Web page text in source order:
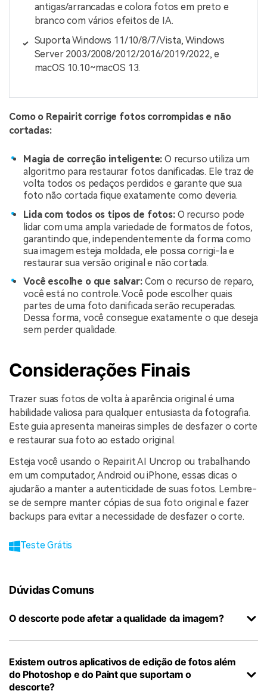
antigas/arrancadas e colora fotos em preto e
branco com vários efeitos de IA.
Suporta Windows 11/10/8/7/Vista, Windows
Server 2003/2008/2012/2016/2019/2022, e
macOS 10.10~macOS 13.
Como o Repairit corrige fotos corrompidas e não
cortadas:
Magia de correção inteligente: O recurso utiliza um
algoritmo para restaurar fotos danificadas. Ele traz de
volta todos os pedaços perdidos e garante que sua
foto não cortada fique exatamente como deveria.
Lida com todos os tipos de fotos:O recurso pode
lidar com uma ampla variedade de formatos de fotos,
garantindo que, independentemente da forma como
sua imagem esteja moldada, ele possa corrigi-la e
restaurar sua versão original e não cortada.
Você escolhe o que salvar:Com o recurso de reparo,
você está no controle. Você pode escolher quais
partes de uma foto danificada serão recuperadas.
Dessa forma, você consegue exatamente o que deseja
sem perder qualidade.
Considerações Finais
Trazer suas fotos de volta à aparência original é uma
habilidade valiosa para qualquer entusiasta da fotografia.
Este guia apresenta maneiras simples de desfazer o corte
e restaurar sua foto ao estado original.
Esteja você usando o Repairit AI Uncrop ou trabalhando
em um computador, Android ou iPhone, essas dicas o
ajudarão a manter a autenticidade de suas fotos. Lembre-
se de sempre manter cópias de sua foto original e fazer
backups para evitar a necessidade de desfazer o corte.
Teste Grátis
Dúvidas Comuns
O descorte pode afetar a qualidade da imagem?
Existem outros aplicativos de edição de fotos além
do Photoshop e do Paint que suportam o
descorte?